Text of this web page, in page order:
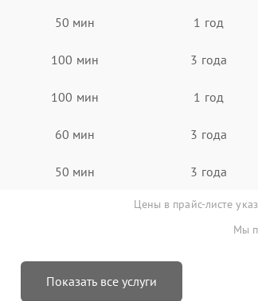
50 мин 1 год
100 мин 3 года
100 мин 1 год
60 мин 3 года
50 мин 3 года
Цены в прайс-листе
Мы
Показать все услуги